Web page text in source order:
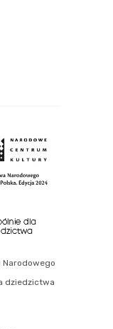
Narodowego
dziedzictwa